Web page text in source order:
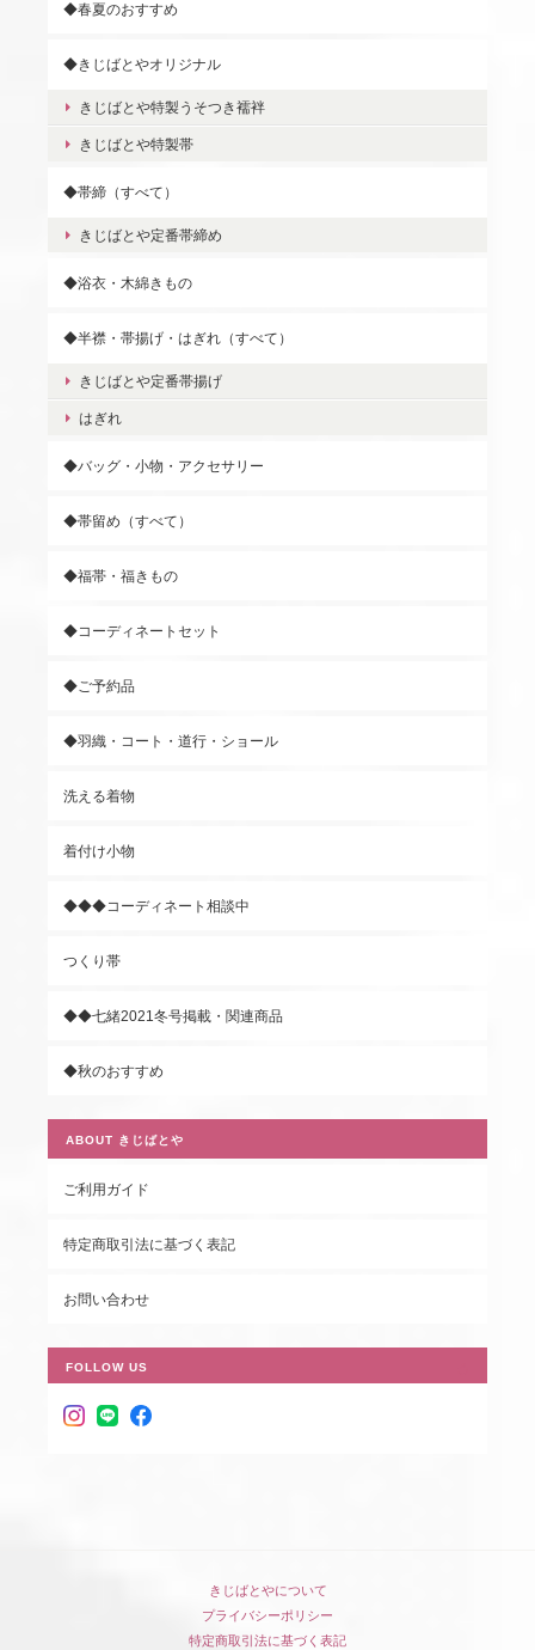
◆春夏のおすすめ
◆きじばとやオリジナル
きじばとや特製うそつき襦袢
きじばとや特製帯
◆帯締（すべて）
きじばとや定番帯締め
◆浴衣・木綿きもの
◆半襟・帯揚げ・はぎれ（すべて）
きじばとや定番帯揚げ
はぎれ
◆バッグ・小物・アクセサリー
◆帯留め（すべて）
◆福帯・福きもの
◆コーディネートセット
◆ご予約品
◆羽織・コート・道行・ショール
洗える着物
着付け小物
◆◆◆コーディネート相談中
つくり帯
◆◆七緒2021冬号掲載・関連商品
◆秋のおすすめ
ABOUT きじばとや
ご利用ガイド
特定商取引法に基づく表記
お問い合わせ
FOLLOW US
きじばとやについて
プライバシーポリシー
特定商取引法に基づく表記